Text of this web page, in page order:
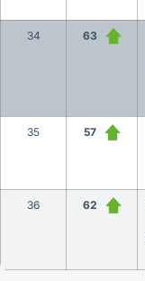
34 63
35 57
36 62